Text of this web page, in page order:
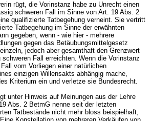
rügt, die Vorinstanz habe zu Unrecht einen
schweren Fall im Sinne von Art. 19 Abs. 2
qualifizierte Tatbegehung verneint. Sie vertritt
Tatbegehung im Sinne der erwähnten
gegeben, wenn - wie hier - mehrere
gegen das Betäubungsmittelgesetz
jedoch aber gesamthaft den Grenzwert
Fall erreichten. Wenn die Vorinstanz
vom Vorliegen einer natürlichen
einzigen Willensakts abhängig mache,
Kriterium ein und verletze sie Bundesrecht.
unter Hinweis auf Meinungen aus der Lehre
Abs. 2 BetmG nenne seit der letzten
Tatbestände nicht mehr bloss beispielhaft,